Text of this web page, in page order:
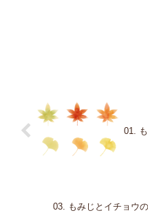
01.
03. もみじとイチョウ